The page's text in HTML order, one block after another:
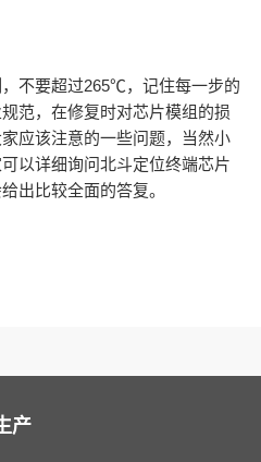
不要超过265℃，记住每一步的
范，在修复时对芯片模组的损
应该注意的一些问题，当然小
以详细询问北斗定位终端芯片
出比较全面的答复。
产